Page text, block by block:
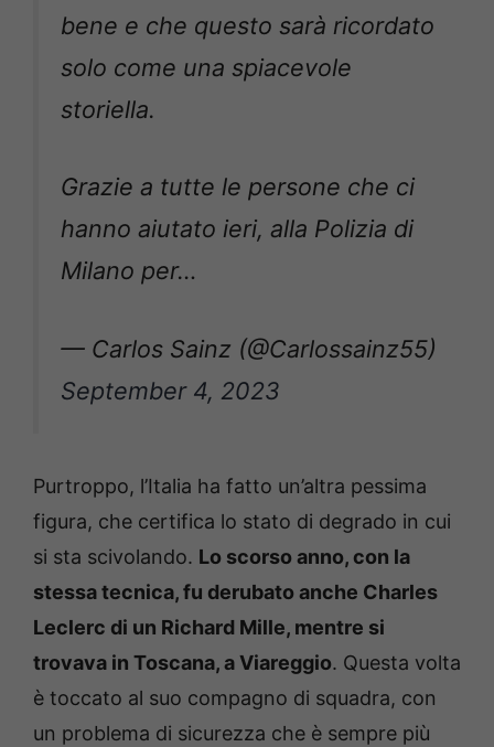
bene e che questo sarà ricordato
solo come una spiacevole
storiella.
Grazie a tutte le persone che ci
hanno aiutato ieri, alla Polizia di
Milano per…
— Carlos Sainz (@Carlossainz55)
September 4, 2023
Purtroppo, l’Italia ha fatto un’altra pessima
figura, che certifica lo stato di degrado in cui
si sta scivolando. Lo scorso anno, con la
stessa tecnica, fu derubato anche Charles
Leclerc di un Richard Mille, mentre si
trovava in Toscana, a Viareggio. Questa volta
è toccato al suo compagno di squadra, con
un problema di sicurezza che è sempre più